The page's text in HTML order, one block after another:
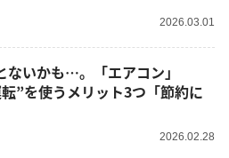
2026.03.01
ないかも…。「エアコン」
”を使うメリット3つ「節約に
2026.02.28